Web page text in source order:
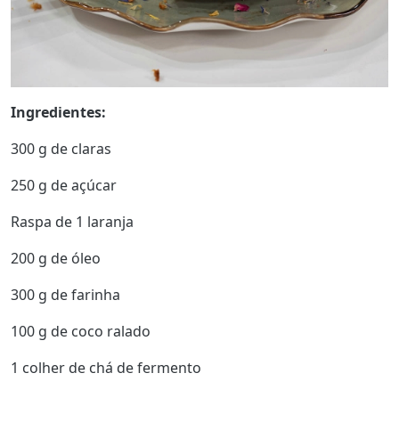
Ingredientes:
300 g de claras
250 g de açúcar
Raspa de 1 laranja
200 g de óleo
300 g de farinha
100 g de coco ralado
1 colher de chá de fermento